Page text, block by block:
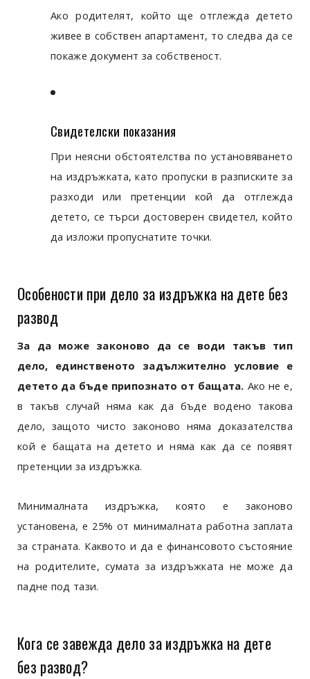
Ако родителят, който ще отглежда детето
живее в собствен апартамент, то следва да се
покаже документ за собственост.
Свидетелски показания
При неясни обстоятелства по установяването
на издръжката, като пропуски в разписките за
разходи или претенции кой да отглежда
детето, се търси достоверен свидетел, който
да изложи пропуснатите точки.
Особености при дело за издръжка на дете без
развод
За да може законово да се води такъв тип
дело, единственото задължително условие е
детето да бъде припознато от бащата. Ако не е,
в такъв случай няма как да бъде водено такова
дело, защото чисто законово няма доказателства
кой е бащата на детето и няма как да се появят
претенции за издръжка.
Минималната издръжка, която е законово
установена, е 25% от минималната работна заплата
за страната. Каквото и да е финансовото състояние
на родителите, сумата за издръжката не може да
падне под тази.
Кога се завежда дело за издръжка на дете
без развод?